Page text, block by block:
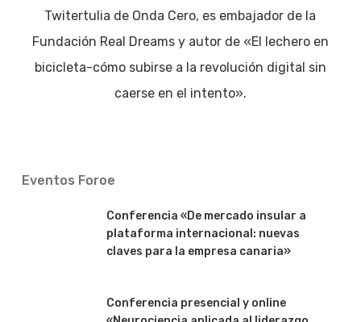
Twitertulia de Onda Cero, es embajador de la
Fundación Real Dreams y autor de «El lechero en
bicicleta-cómo subirse a la revolución digital sin
caerse en el intento».
Eventos Foroe
Conferencia «De mercado insular a
plataforma internacional: nuevas
claves para la empresa canaria»
Conferencia presencial y online